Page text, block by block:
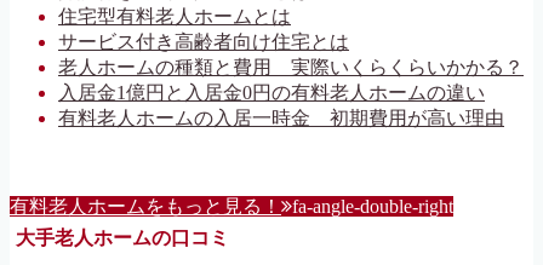
住宅型有料老人ホームとは
サービス付き高齢者向け住宅とは
老人ホームの種類と費用 実際いくらくらいかかる？
入居金1億円と入居金0円の有料老人ホームの違い
有料老人ホームの入居一時金 初期費用が高い理由
有料老人ホームをもっと見る！ fa-angle-double-right
大手老人ホームの口コミ